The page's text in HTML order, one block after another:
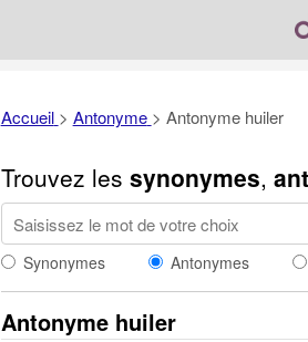
Accueil > Antonyme > Antonyme huiler
Trouvez les synonymes,
Synonymes Antonymes
Antonyme huiler